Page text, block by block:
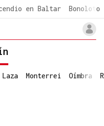
en Baltar Bonoloto
Laza Monterrei Oímbra